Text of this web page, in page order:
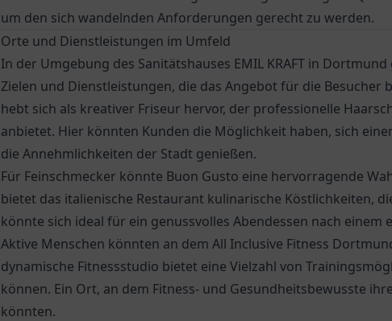
um den sich wandelnden Anforderungen gerecht zu werden.
Orte und Dienstleistungen im Umfeld
In der Umgebung des Sanitätshauses EMIL KRAFT in
Zielen und Dienstleistungen, die das Angebot für die Besucher
hebt sich als kreativer Friseur hervor, der professionelle
anbietet. Hier könnten Kunden die Möglichkeit haben, sich
die Annehmlichkeiten der Stadt genießen.
Für Feinschmecker könnte Buon Gusto eine hervorragende
bietet das italienische Restaurant kulinarische Köstlichkeiten,
könnte sich ideal für ein genussvolles Abendessen nach einem
Aktive Menschen könnten an dem All Inclusive Fitness
dynamische Fitnessstudio bietet eine Vielzahl von
können. Ein Ort, an dem Fitness- und Gesundheitsbewusste
könnten.